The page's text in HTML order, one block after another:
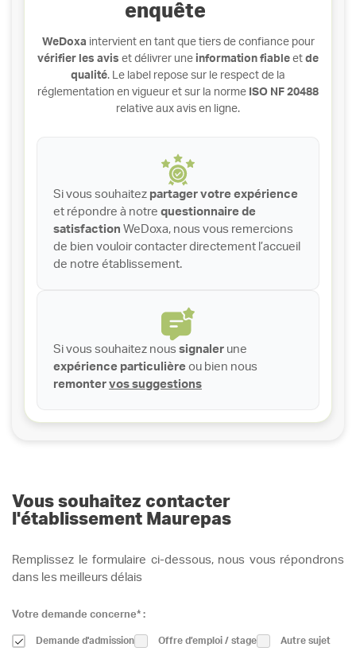
enquête
WeDoxa intervient en tant que tiers de confiance pour
vérifier les avis et délivrer une information fiable et de
qualité. Le label repose sur le respect de la
réglementation en vigueur et sur la norme ISO NF 20488
relative aux avis en ligne.
Si vous souhaitez partager votre expérience
et répondre à notre questionnaire de
satisfaction WeDoxa, nous vous remercions
de bien vouloir contacter directement l’accueil
de notre établissement.
Si vous souhaitez nous signaler une
expérience particulière ou bien nous
remonter vos suggestions
Vous souhaitez contacter
l'établissement Maurepas
Remplissez le formulaire ci-dessous, nous vous répondrons
dans les meilleurs délais
Votre demande concerne* :
Demande d'admission Offre d’emploi / stage Autre sujet